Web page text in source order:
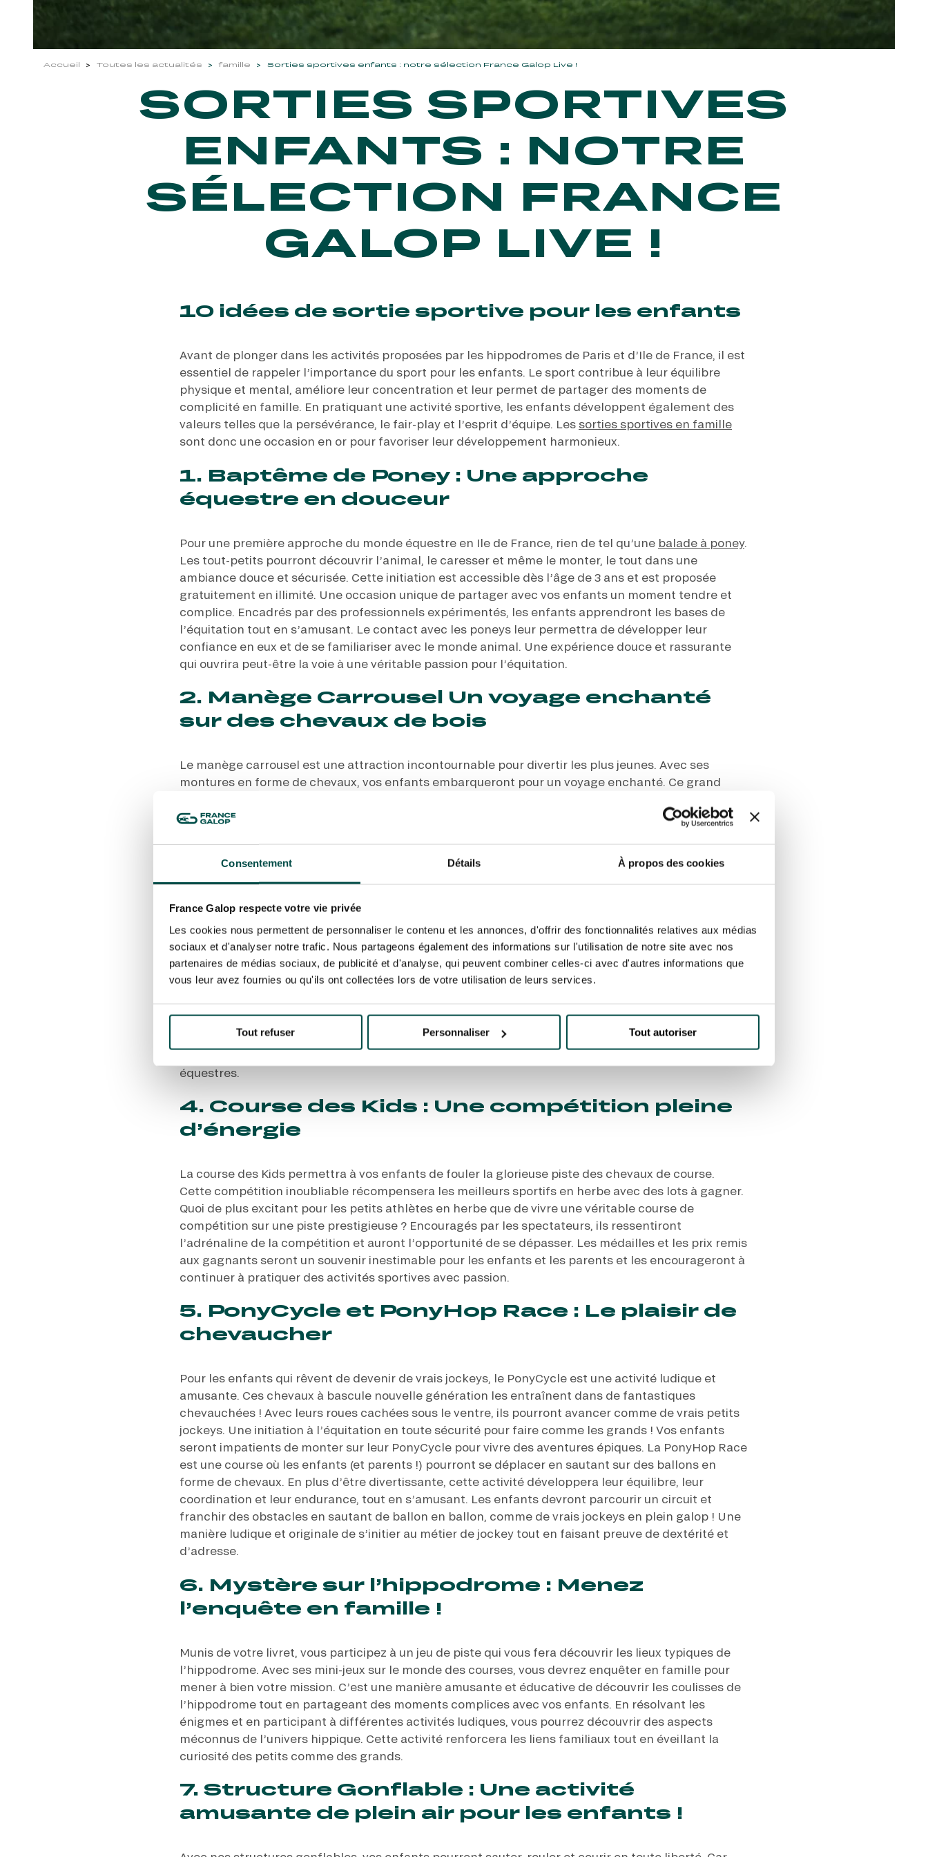
Consentement Détails À propos des cookies
France Galop respecte votre vie privée
Les cookies nous permettent de personnaliser le contenu et les annonces, d'offrir des fonctionnalités relatives aux médias
sociaux et d'analyser notre trafic. Nous partageons également des informations sur l'utilisation de notre site avec nos
partenaires de médias sociaux, de publicité et d'analyse, qui peuvent combiner celles-ci avec d'autres informations que
vous leur avez fournies ou qu'ils ont collectées lors de votre utilisation de leurs services.
Tout refuser Personnaliser Tout autoriser
Accueil Toutes les actualités famille Sorties sportives enfants : notre sélection France Galop Live !
SORTIES SPORTIVES
ENFANTS : NOTRE
SÉLECTION FRANCE
GALOP LIVE !
10 idées de sortie sportive pour les enfants
Avant de plonger dans les activités proposées par les hippodromes de Paris et d’Ile de France, il est
essentiel de rappeler l’importance du sport pour les enfants. Le sport contribue à leur équilibre
physique et mental, améliore leur concentration et leur permet de partager des moments de
complicité en famille. En pratiquant une activité sportive, les enfants développent également des
valeurs telles que la persévérance, le fair-play et l’esprit d’équipe. Les sorties sportives en famille
sont donc une occasion en or pour favoriser leur développement harmonieux.
1. Baptême de Poney : Une approche
équestre en douceur
Pour une première approche du monde équestre en Ile de France, rien de tel qu’une balade à poney.
Les tout-petits pourront découvrir l’animal, le caresser et même le monter, le tout dans une
ambiance douce et sécurisée. Cette initiation est accessible dès l’âge de 3 ans et est proposée
gratuitement en illimité. Une occasion unique de partager avec vos enfants un moment tendre et
complice. Encadrés par des professionnels expérimentés, les enfants apprendront les bases de
l’équitation tout en s’amusant. Le contact avec les poneys leur permettra de développer leur
confiance en eux et de se familiariser avec le monde animal. Une expérience douce et rassurante
qui ouvrira peut-être la voie à une véritable passion pour l’équitation.
2. Manège Carrousel Un voyage enchanté
sur des chevaux de bois
Le manège carrousel est une attraction incontournable pour divertir les plus jeunes. Avec ses
montures en forme de chevaux, vos enfants embarqueront pour un voyage enchanté. Ce grand
choisir leur monture préférée parmi les chevaux de bois magnifiquement décorés, et se laisser
dans l’un des hippodromes parisiens.
3. Défilé avec les Jockeys : Proche des
champions de l’hippodrome
Pour rendre la journée à l’hippodrome encore plus mémorable, vos enfants auront la chance
d’accompagner les jockeys dans le rond de présentation. Cette expérience unique permet à vos
petits de côtoyer de près les champions de l’hippodrome, de découvrir leur univers passionnant et
de ressentir l’effervescence des encouragements des spectateurs. Cette activité renforce leur
intérêt pour le sport hippique et éveille leur curiosité envers l’univers des courses de chevaux. Une
équestres.
4. Course des Kids : Une compétition pleine
d’énergie
La course des Kids permettra à vos enfants de fouler la glorieuse piste des chevaux de course.
Cette compétition inoubliable récompensera les meilleurs sportifs en herbe avec des lots à gagner.
Quoi de plus excitant pour les petits athlètes en herbe que de vivre une véritable course de
compétition sur une piste prestigieuse ? Encouragés par les spectateurs, ils ressentiront
l’adrénaline de la compétition et auront l’opportunité de se dépasser. Les médailles et les prix remis
aux gagnants seront un souvenir inestimable pour les enfants et les parents et les encourageront à
continuer à pratiquer des activités sportives avec passion.
5. PonyCycle et PonyHop Race : Le plaisir de
chevaucher
Pour les enfants qui rêvent de devenir de vrais jockeys, le PonyCycle est une activité ludique et
amusante. Ces chevaux à bascule nouvelle génération les entraînent dans de fantastiques
chevauchées ! Avec leurs roues cachées sous le ventre, ils pourront avancer comme de vrais petits
jockeys. Une initiation à l’équitation en toute sécurité pour faire comme les grands ! Vos enfants
seront impatients de monter sur leur PonyCycle pour vivre des aventures épiques. La PonyHop Race
est une course où les enfants (et parents !) pourront se déplacer en sautant sur des ballons en
forme de chevaux. En plus d’être divertissante, cette activité développera leur équilibre, leur
coordination et leur endurance, tout en s’amusant. Les enfants devront parcourir un circuit et
franchir des obstacles en sautant de ballon en ballon, comme de vrais jockeys en plein galop ! Une
manière ludique et originale de s’initier au métier de jockey tout en faisant preuve de dextérité et
d’adresse.
6. Mystère sur l’hippodrome : Menez
l’enquête en famille !
Munis de votre livret, vous participez à un jeu de piste qui vous fera découvrir les lieux typiques de
l’hippodrome. Avec ses mini-jeux sur le monde des courses, vous devrez enquêter en famille pour
mener à bien votre mission. C’est une manière amusante et éducative de découvrir les coulisses de
l’hippodrome tout en partageant des moments complices avec vos enfants. En résolvant les
énigmes et en participant à différentes activités ludiques, vous pourrez découvrir des aspects
méconnus de l’univers hippique. Cette activité renforcera les liens familiaux tout en éveillant la
curiosité des petits comme des grands.
7. Structure Gonflable : Une activité
amusante de plein air pour les enfants !